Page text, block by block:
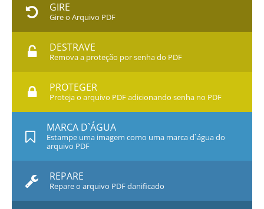
GIRE
Gire o Arquivo PDF
DESTRAVE
Remova a proteção por senha do PDF
PROTEGER
Proteja o arquivo PDF adicionando senha no PDF
MARCA D`ÁGUA
Estampe uma imagem como uma marca d`água do
arquivo PDF
REPARE
Repare o arquivo PDF danificado